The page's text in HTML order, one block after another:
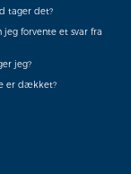
tager det?
jeg forvente et svar fra
jeg?
er dækket?